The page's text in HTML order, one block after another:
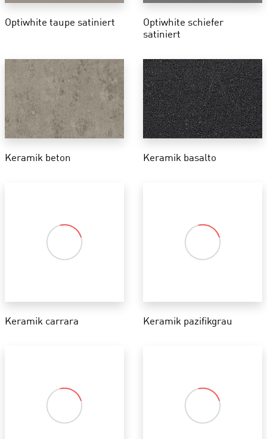
Optiwhite taupe satiniert
Optiwhite schiefer
satiniert
Keramik beton Keramik basalto
Keramik carrara Keramik pazifikgrau